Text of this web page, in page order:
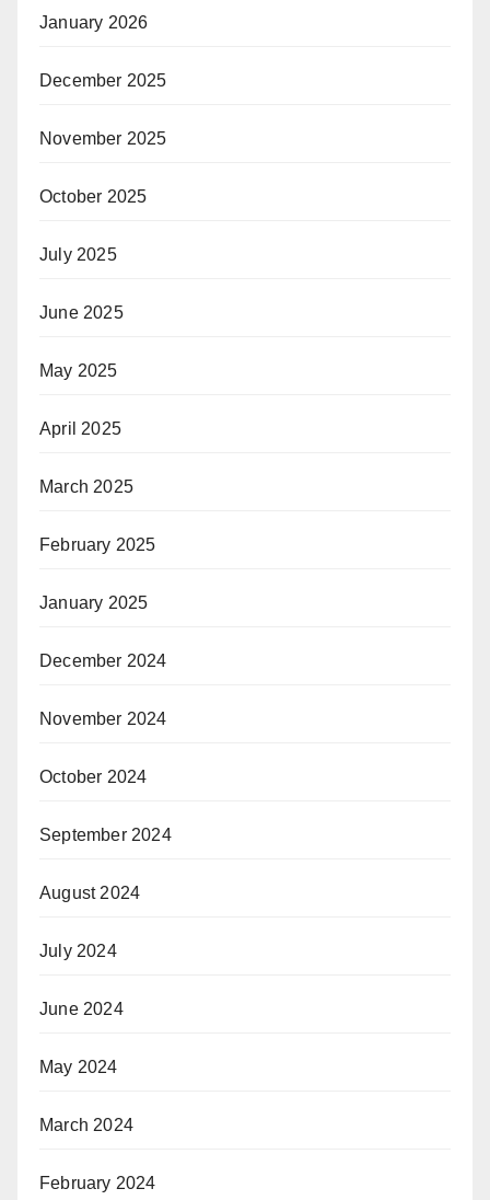
January 2026
December 2025
November 2025
October 2025
July 2025
June 2025
May 2025
April 2025
March 2025
February 2025
January 2025
December 2024
November 2024
October 2024
September 2024
August 2024
July 2024
June 2024
May 2024
March 2024
February 2024